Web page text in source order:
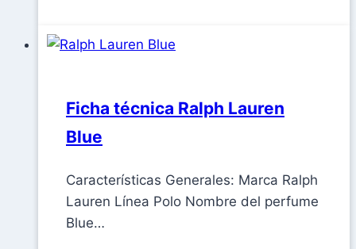
Ficha técnica Ralph Lauren
Blue
Características Generales: Marca Ralph
Lauren Línea Polo Nombre del perfume
Blue…